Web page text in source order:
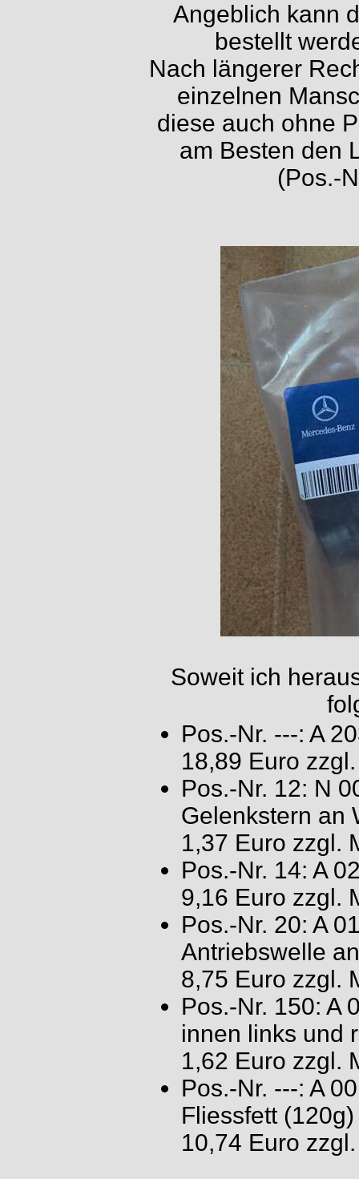
Angeblich kann
bestellt
Nach längerer
einzelnen
diese auch ohne
am Besten den
(Pos.-
Soweit ich
Pos.-Nr. ---: A
18,89 Euro
Pos.-Nr. 12: N
Gelenkstern an
1,37 Euro zzgl.
Pos.-Nr. 14: A
9,16 Euro zzgl.
Pos.-Nr. 20: A
Antriebswelle
8,75 Euro zzgl.
Pos.-Nr. 150: A
innen links und
1,62 Euro zzgl.
Pos.-Nr. ---: A
Fliessfett (120g)
10,74 Euro